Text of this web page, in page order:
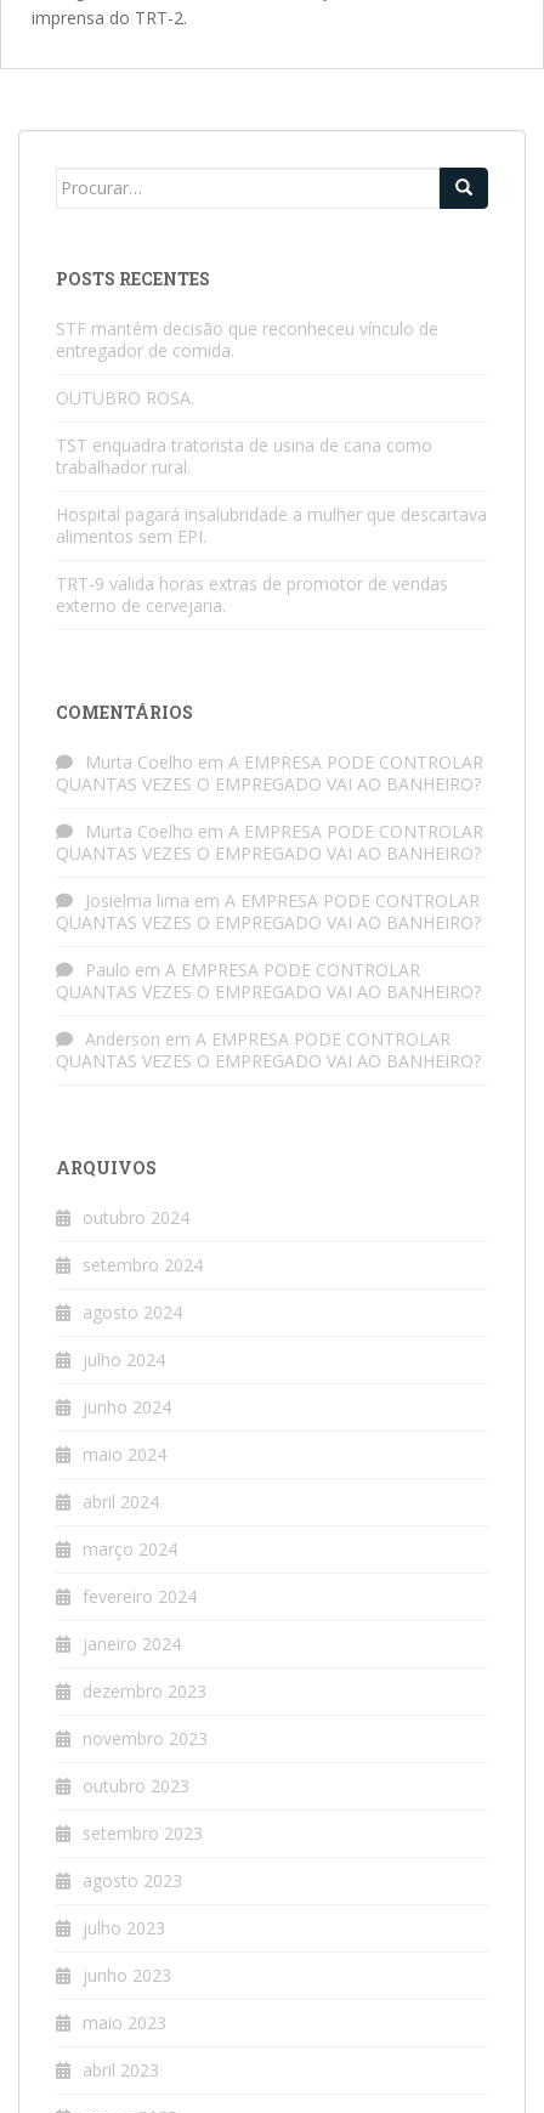
imprensa do TRT-2.
POSTS RECENTES
STF mantém decisão que reconheceu vínculo de
entregador de comida.
OUTUBRO ROSA.
TST enquadra tratorista de usina de cana como
trabalhador rural.
Hospital pagará insalubridade a mulher que descartava
alimentos sem EPI.
TRT-9 valida horas extras de promotor de vendas
externo de cervejaria.
COMENTÁRIOS
Murta Coelho em A EMPRESA PODE CONTROLAR
QUANTAS VEZES O EMPREGADO VAI AO BANHEIRO?
Murta Coelho em A EMPRESA PODE CONTROLAR
QUANTAS VEZES O EMPREGADO VAI AO BANHEIRO?
Josielma lima em A EMPRESA PODE CONTROLAR
QUANTAS VEZES O EMPREGADO VAI AO BANHEIRO?
Paulo em A EMPRESA PODE CONTROLAR
QUANTAS VEZES O EMPREGADO VAI AO BANHEIRO?
Anderson em A EMPRESA PODE CONTROLAR
QUANTAS VEZES O EMPREGADO VAI AO BANHEIRO?
ARQUIVOS
outubro 2024
setembro 2024
agosto 2024
julho 2024
junho 2024
maio 2024
abril 2024
março 2024
fevereiro 2024
janeiro 2024
dezembro 2023
novembro 2023
outubro 2023
setembro 2023
agosto 2023
julho 2023
junho 2023
maio 2023
abril 2023